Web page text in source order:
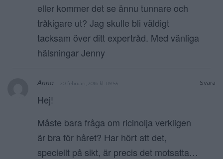
eller kommer det se ännu tunnare och
tråkigare ut? Jag skulle bli väldigt
tacksam över ditt expertråd. Med vänliga
hälsningar Jenny
Svara
Anna 20 februari, 2016 kl. 09:55
Hej!
Måste bara fråga om ricinolja verkligen
är bra för håret? Har hört att det,
speciellt på sikt, är precis det motsatta…